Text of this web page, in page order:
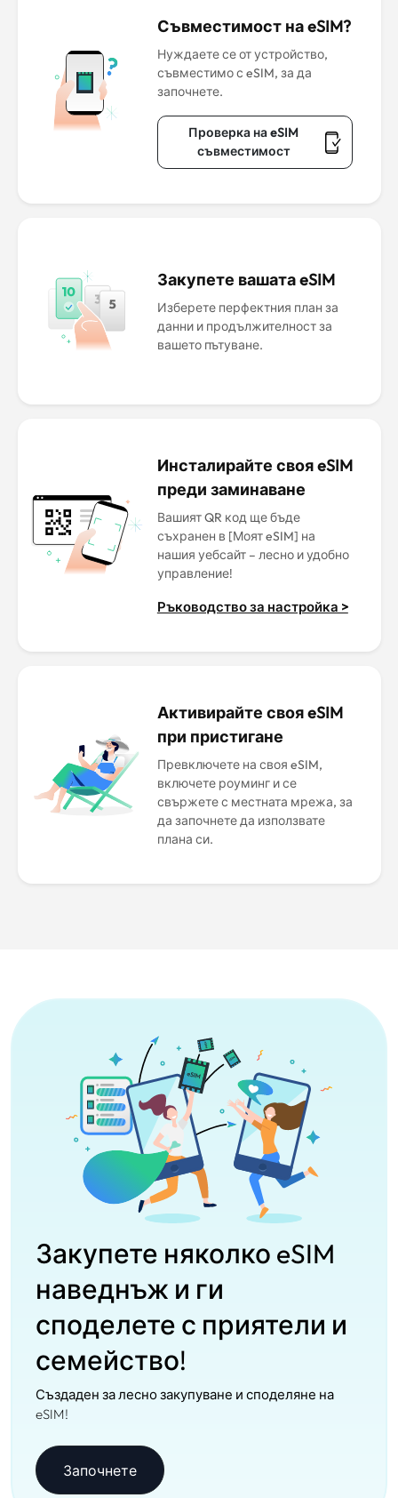
Съвместимост на eSIM?
Нуждаете се от устройство,
съвместимо с eSIM, за да
започнете.
Проверка на eSIM
съвместимост
Закупете вашата eSIM
Изберете перфектния план за
данни и продължителност за
вашето пътуване.
Инсталирайте своя eSIM
преди заминаване
Вашият QR код ще бъде
съхранен в [Моят eSIM] на
нашия уебсайт – лесно и удобно
управление!
Ръководство за настройка >
Активирайте своя eSIM
при пристигане
Превключете на своя eSIM,
включете роуминг и се
свържете с местната мрежа, за
да започнете да използвате
плана си.
Закупете няколко eSIM
наведнъж и ги
споделете с приятели и
семейство!
Създаден за лесно закупуване и споделяне на
eSIM!
Започнете